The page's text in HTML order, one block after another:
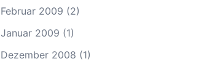
Februar 2009 (2)
Januar 2009 (1)
Dezember 2008 (1)